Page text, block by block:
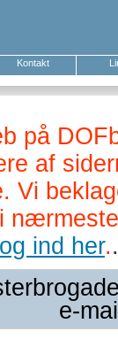
Kontakt
på
af
Vi
ind her..
e-